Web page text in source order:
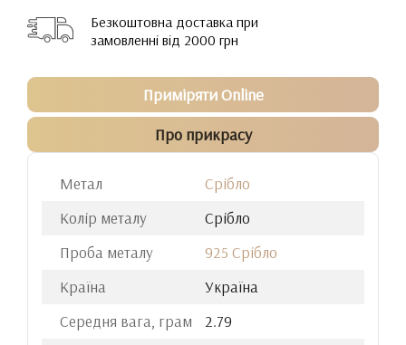
Безкоштовна доставка при
замовленні від 2000 грн
Приміряти Online
Про прикрасу
Метал
Срібло
Колір металу
Срібло
Проба металу
925 Срібло
Країна
Україна
Середня вага, грам
2.79